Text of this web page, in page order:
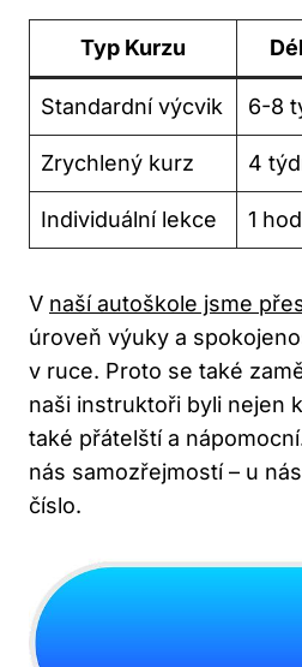
Typ Kurzu
Standardní výcvik 6-8
Zrychlený kurz 4
Individuální lekce 1
V naší autoškole jsme
úroveň výuky a
v ruce. Proto se také
naši instruktoři byli nejen
také⁤ přátelští a
nás samozřejmostí – u
číslo.